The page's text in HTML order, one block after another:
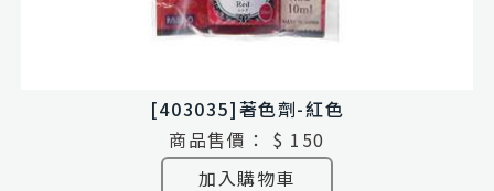
[403035]著色劑-紅色
商品售價：
$ 150
加入購物車